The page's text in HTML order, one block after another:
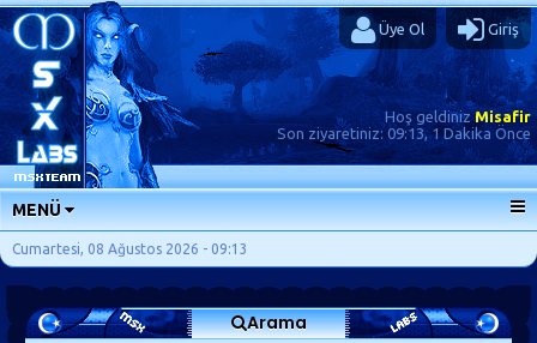
Üye Ol Giriş
Hoş geldinizMisafir
Son ziyaretiniz: 09:13, 1 Dakika Önce
MENÜ
ANA SAYFA
FORUMLAR
SORU-CEVAP
Cumartesi, 08 Ağustos 2026 - 09:13
Arama